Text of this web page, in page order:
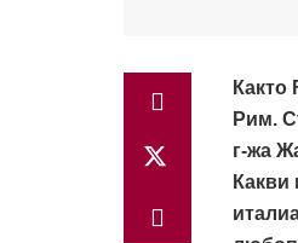
Както
Рим.
г-жа
Какви